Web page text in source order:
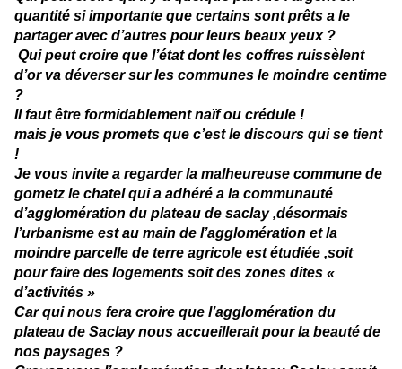
quantité si importante que certains sont prêts a le
partager avec d’autres pour leurs beaux yeux ?
Qui peut croire que l’état dont les coffres ruissèlent
d’or va déverser sur les communes le moindre centime
?
Il faut être formidablement naïf ou crédule !
mais je vous promets que c’est le discours qui se tient
!
Je vous invite a regarder la malheureuse commune de
gometz le chatel qui a adhéré a la communauté
d’agglomération du plateau de saclay ,désormais
l’urbanisme est au main de l’agglomération et la
moindre parcelle de terre agricole est étudiée ,soit
pour faire des logements soit des zones dites «
d’activités »
Car qui nous fera croire que l’agglomération du
plateau de Saclay nous accueillerait pour la beauté de
nos paysages ?